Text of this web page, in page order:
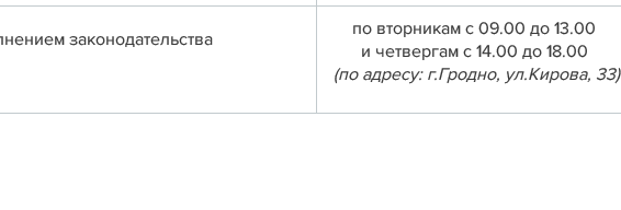
законодательства
по вторникам с 09.00 до 13.00
и четвергам с 14.00 до 18.00
(по адресу: г.Гродно, ул.Кирова, 33)